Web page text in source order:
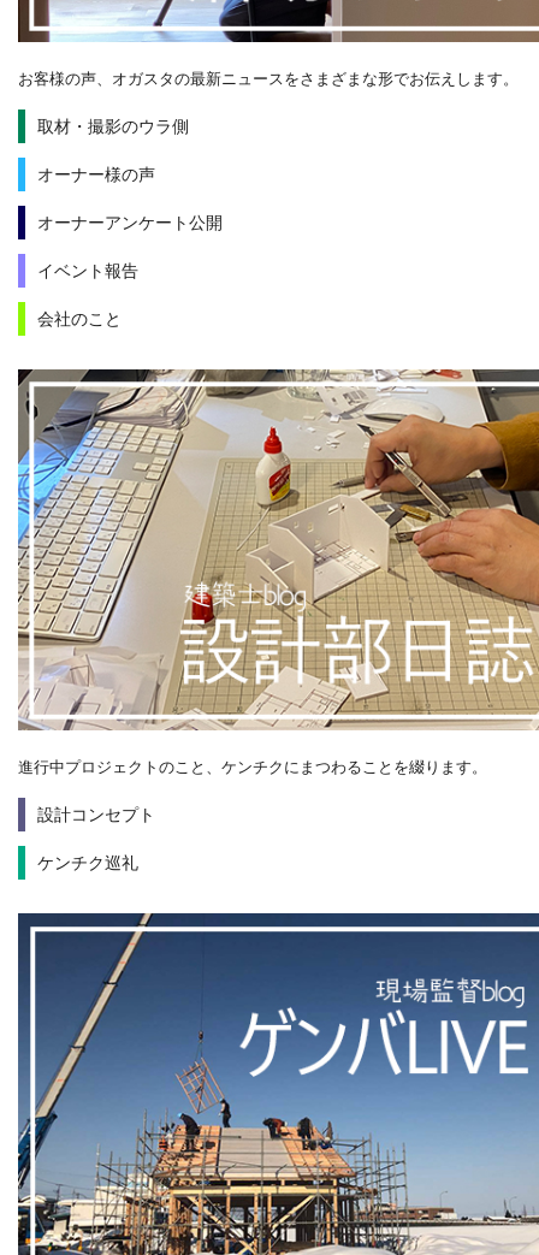
お客様の声、オガスタの最新ニュースをさまざまな形でお伝えします。
取材・撮影のウラ側
オーナー様の声
オーナーアンケート公開
イベント報告
会社のこと
進行中プロジェクトのこと、ケンチクにまつわることを綴ります。
設計コンセプト
ケンチク巡礼